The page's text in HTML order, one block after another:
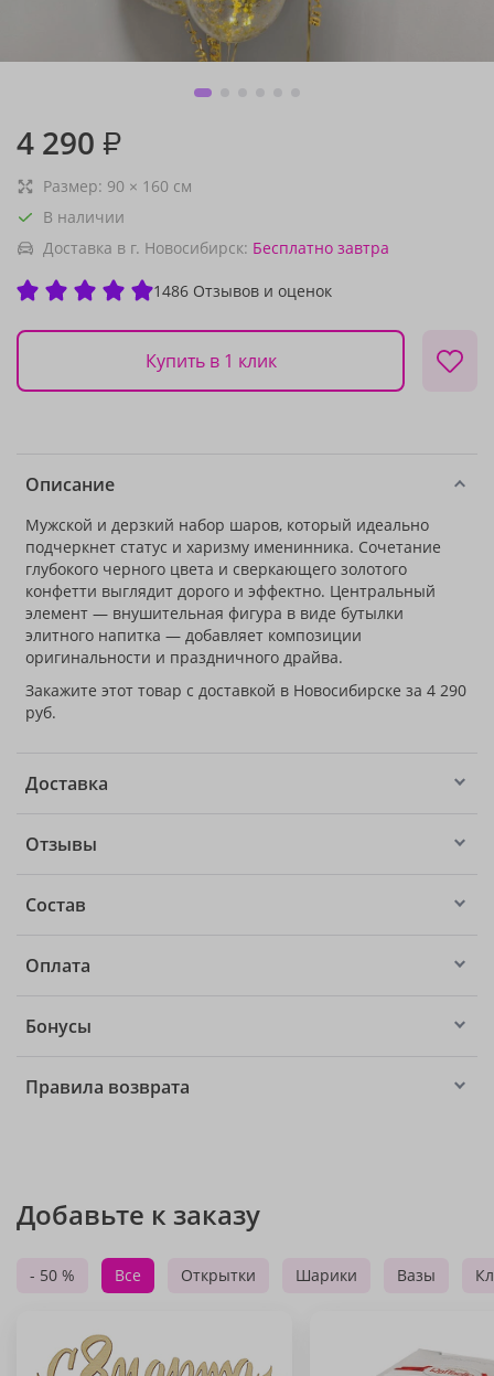
4 290 ₽
Размер: 90 × 160 см
В наличии
Доставка в г. Новосибирск: Бесплатно завтра
1486 Отзывов и оценок
Купить в 1 клик
Описание
Мужской и дерзкий набор шаров, который идеально
подчеркнет статус и харизму именинника. Сочетание
глубокого черного цвета и сверкающего золотого
конфетти выглядит дорого и эффектно. Центральный
элемент — внушительная фигура в виде бутылки
элитного напитка — добавляет композиции
оригинальности и праздничного драйва.
Закажите этот товар с доставкой в Новосибирске за 4 290
руб.
Доставка
Отзывы
Состав
Оплата
Бонусы
Правила возврата
Добавьте к заказу
- 50 % Все Открытки Шарики Вазы